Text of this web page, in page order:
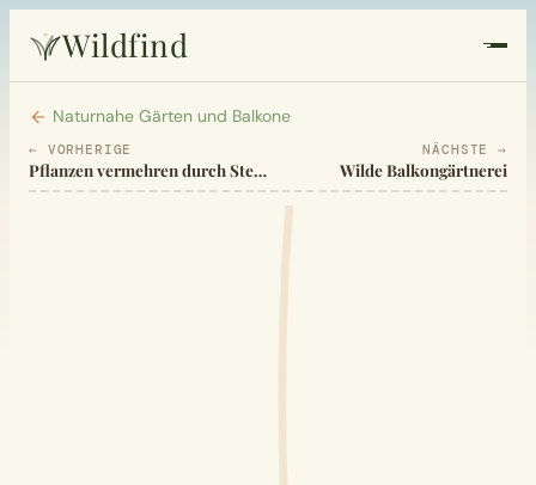
Wildfind
Startseite
Pflanzen
Naturnahe Gärten und Balkone
← VORHERIGE
Pflanzen vermehren durch Stecklinge, Ausläufer, Absenker, Teilung
NÄCHSTE →
Wilde Balkongärtnerei